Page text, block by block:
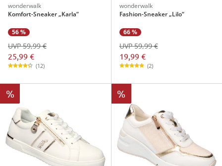
wonderwalk
Komfort-Sneaker „Karla“
56 %
25,99 €
UVP 59,99 €
(12)
wonderwalk
Fashion-Sneaker „Lilo“
66 %
19,99 €
UVP 59,99 €
(2)
% %